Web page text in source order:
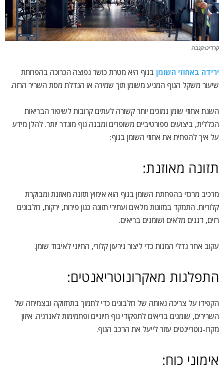
קרדיט:קנבה
ירידה באחוזי השומן בגוף היא מטרת כושר נפוצה הכרוכה בהפחתת
שיעור משקל הגוף המגיע משומן תוך שמירה או הגדלת מסת השריר הרזה.
השגת אחוזי שומן נמוכים יותר קשורה לעתים קרובות לשיפור הבריאות
הכללית, ביצועים ספורטיביים משופרים ומבנה גוף מוגדר יותר. להלן מידע
על איך להפחית את אחוזי השומן בגוף:
תזונה מאוזנת:
מרכיב מרכזי בהפחתת השומן בגוף הוא אימוץ תזונה מאוזנת ומבוקרת
קלוריות. התמקד במזונות מלאים ועתירי תזונה כגון פירות, ירקות, חלבונים
רזים, דגנים מלאים ושומנים בריאים.
עקוב אחר גדלי המנות כדי ליצור גירעון קלורי, החיוני לאיבוד שומן.
התפלגות מאקרונוטריאנטים:
הקפידו על צריכה נאותה של חלבונים כדי לתמוך בתחזוקה ובצמיחה של
השרירים, שומנים בריאים לתפקודי גוף חיוניים ופחמימות לאנרגיה. איזון
מקרו-נוטריינטים עוזר לייעל את הרכב הגוף.
אימוני כוח: